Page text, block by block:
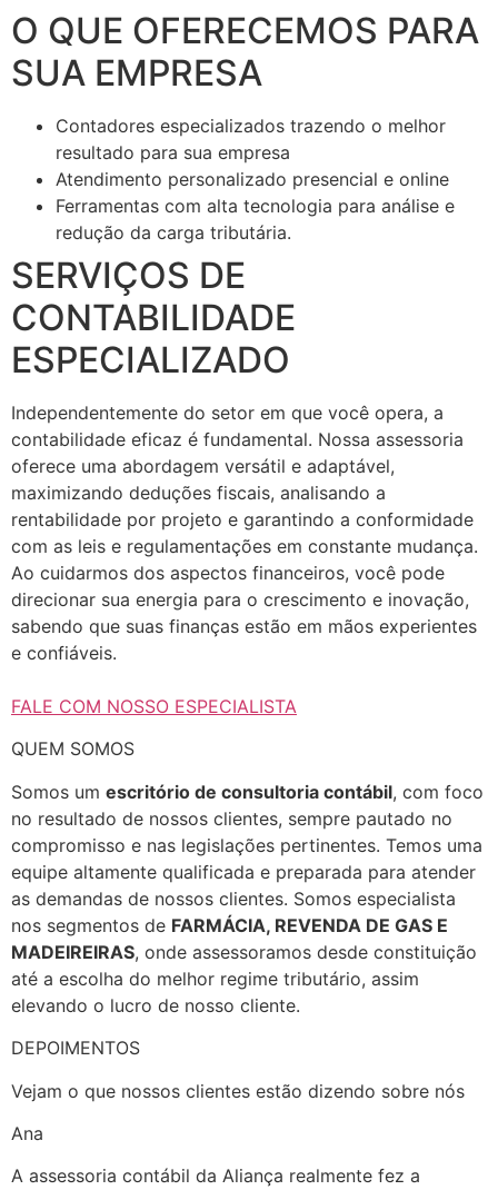
O QUE OFERECEMOS PARA
SUA EMPRESA
Contadores especializados trazendo o melhor
resultado para sua empresa
Atendimento personalizado presencial e online
Ferramentas com alta tecnologia para análise e
redução da carga tributária.
SERVIÇOS DE
CONTABILIDADE
ESPECIALIZADO
Independentemente do setor em que você opera, a
contabilidade eficaz é fundamental. Nossa assessoria
oferece uma abordagem versátil e adaptável,
maximizando deduções fiscais, analisando a
rentabilidade por projeto e garantindo a conformidade
com as leis e regulamentações em constante mudança.
Ao cuidarmos dos aspectos financeiros, você pode
direcionar sua energia para o crescimento e inovação,
sabendo que suas finanças estão em mãos experientes
e confiáveis.
FALE COM NOSSO ESPECIALISTA
QUEM SOMOS
Somos um escritório de consultoria contábil, com foco
no resultado de nossos clientes, sempre pautado no
compromisso e nas legislações pertinentes. Temos uma
equipe altamente qualificada e preparada para atender
as demandas de nossos clientes. Somos especialista
nos segmentos de FARMÁCIA, REVENDA DE GAS E
MADEIREIRAS, onde assessoramos desde constituição
até a escolha do melhor regime tributário, assim
elevando o lucro de nosso cliente.
DEPOIMENTOS
Vejam o que nossos clientes estão dizendo sobre nós
Ana
A assessoria contábil da Aliança realmente fez a